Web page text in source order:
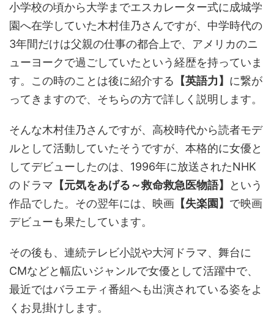
小学校の頃から大学までエスカレーター式に成城学
園へ在学していた木村佳乃さんですが、中学時代の
3年間だけは父親の仕事の都合上で、アメリカのニ
ューヨークで過ごしていたという経歴を持っていま
す。この時のことは後に紹介する 【英語力】 に繋が
ってきますので、そちらの方で詳しく説明します。
そんな木村佳乃さんですが、高校時代から読者モデ
ルとして活動していたそうですが、本格的に女優と
してデビューしたのは、1996年に放送されたNHK
のドラマ 【元気をあげる～救命救急医物語】
という
作品でした。その翌年には、映画 【失楽園】 で映画
デビューも果たしています。
その後も、連続テレビ小説や大河ドラマ、舞台に
CMなどと幅広いジャンルで女優として活躍中で、
最近ではバラエティ番組へも出演されている姿をよ
くお見掛けします。